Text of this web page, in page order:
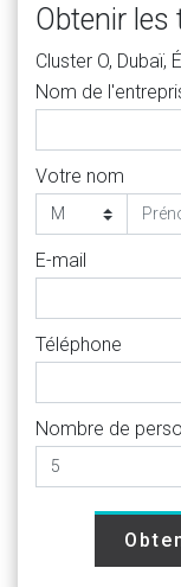
Obtenir
Cluster O, Dubaï,
Nom de
Votre nom
E-mail
Téléphone
Nombre de